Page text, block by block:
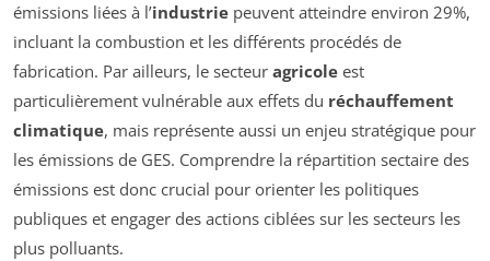
émissions liées à l’industrie peuvent atteindre environ 29%,
incluant la combustion et les différents procédés de
fabrication. Par ailleurs, le secteur agricole est
particulièrement vulnérable aux effets du réchauffement
climatique, mais représente aussi un enjeu stratégique pour
les émissions de GES. Comprendre la répartition sectaire des
émissions est donc crucial pour orienter les politiques
publiques et engager des actions ciblées sur les secteurs les
plus polluants.